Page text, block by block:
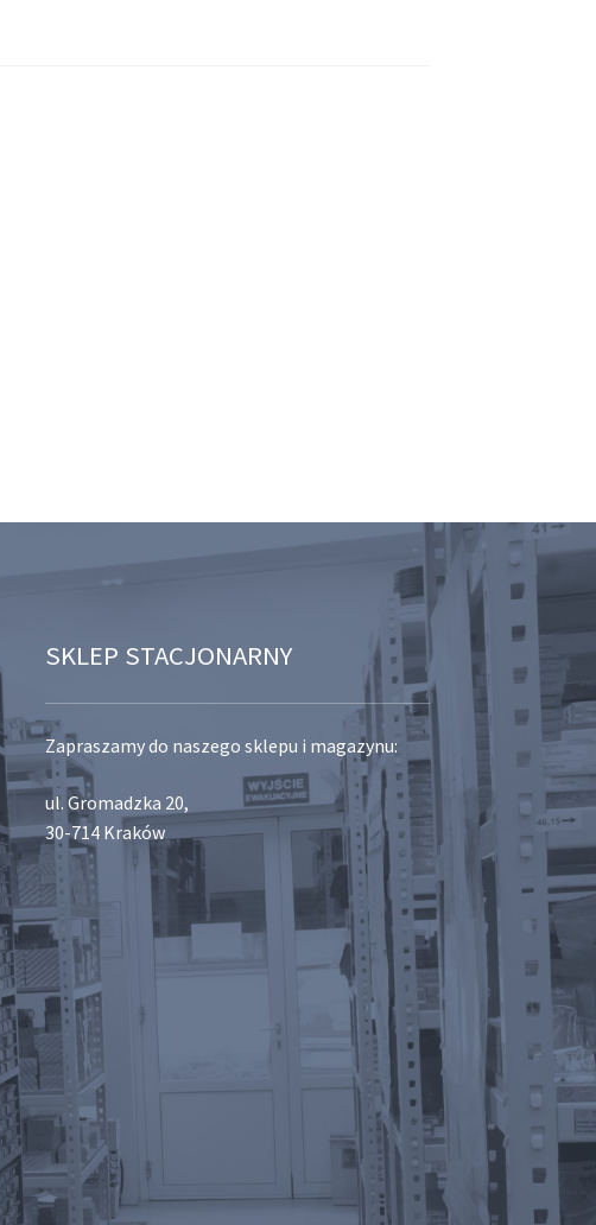
SKLEP STACJONARNY
Zapraszamy do naszego sklepu i magazynu:
ul. Gromadzka 20,
30-714 Kraków